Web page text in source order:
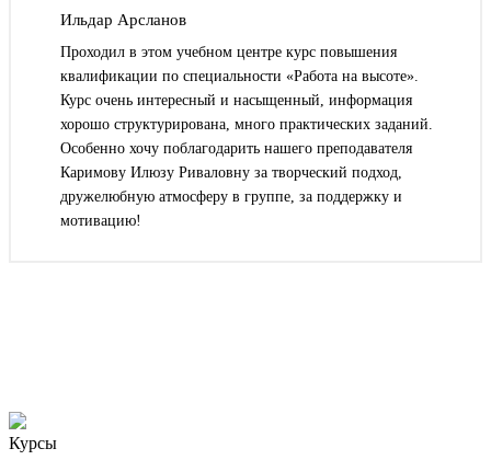
Ильдар Арсланов
Проходил в этом учебном центре курс повышения
квалификации по специальности «Работа на высоте».
Курс очень интересный и насыщенный, информация
хорошо структурирована, много практических заданий.
Особенно хочу поблагодарить нашего преподавателя
Каримову Илюзу Риваловну за творческий подход,
дружелюбную атмосферу в группе, за поддержку и
мотивацию!
Курсы